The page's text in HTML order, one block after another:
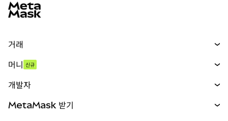
거래
무기한 선물
실물자산
머니 신규
개발자
MetaMask 받기